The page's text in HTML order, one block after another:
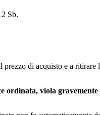
Sb.
prezzo di acquisto e a ritirare
ordinata, viola gravemente